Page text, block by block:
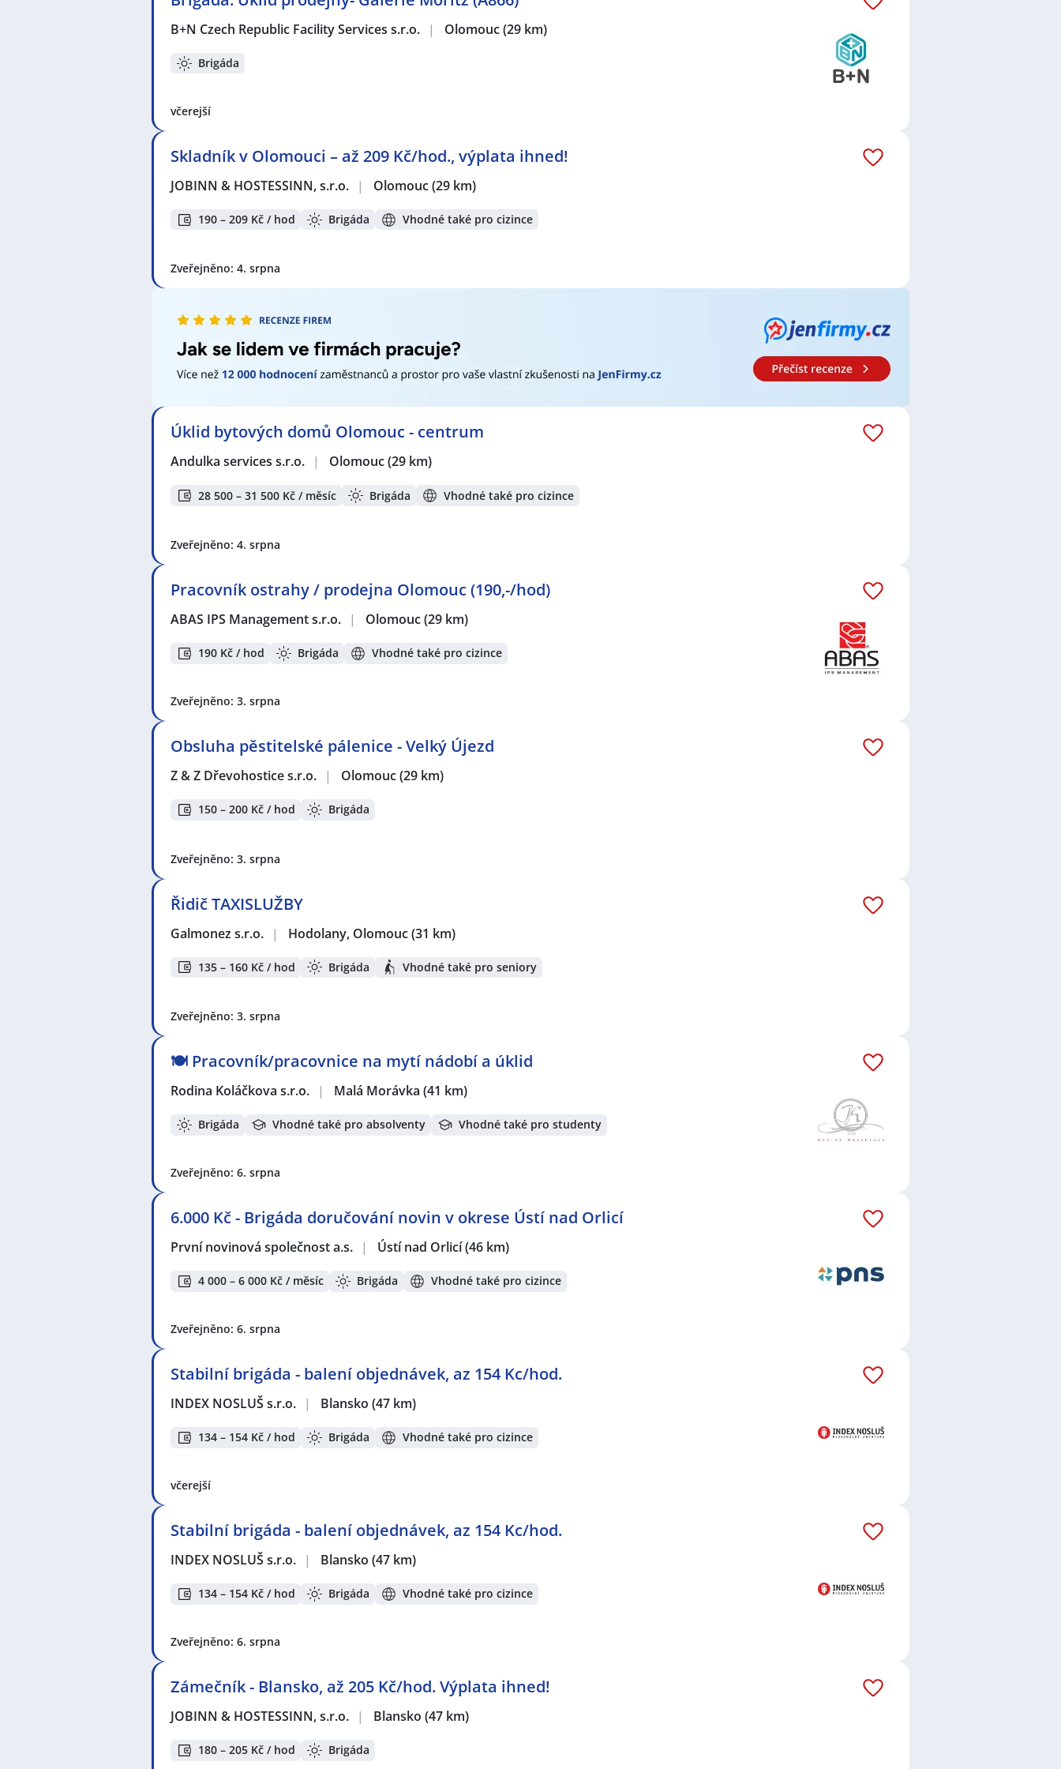
Seznam zobrazených firem s inzercí dle nastavené filtrace:
KPK sport s.r.o., Andulka services s.r.o. Gastro KOJO s.r.o. B+N Czech Republic Facility Services s.r.o.
s.r.o.,ABAS IPS Management s.r.o.,Z & Z Dřevohostice s.r.o.,Galmonez s.r.o.
První novinová
společnost a.s.
B+N Czech Republic Facility Services s.r.o. | Olomouc(29 km)
Brigáda
včerejší
Skladník v Olomouci – až 209 Kč/hod., výplata ihned!
JOBINN & HOSTESSINN, s.r.o. | Olomouc(29 km)
190 – 209 Kč / hod Brigáda Vhodné také pro cizince
Zveřejněno: 4. srpna
Úklid bytových domů Olomouc - centrum
Andulka services s.r.o. | Olomouc(29 km)
28 500 – 31 500 Kč / měsíc Brigáda Vhodné také pro cizince
Zveřejněno: 4. srpna
Pracovník ostrahy / prodejna Olomouc (190,-/hod)
ABAS IPS Management s.r.o. | Olomouc(29 km)
190 Kč / hod Brigáda Vhodné také pro cizince
Zveřejněno: 3. srpna
Obsluha pěstitelské pálenice - Velký Újezd
Z & Z Dřevohostice s.r.o. | Olomouc(29 km)
150 – 200 Kč / hod Brigáda
Zveřejněno: 3. srpna
Řidič TAXISLUŽBY
Galmonez s.r.o. | Hodolany, Olomouc(31 km)
135 – 160 Kč / hod Brigáda Vhodné také pro seniory
Zveřejněno: 3. srpna
🍽️ Pracovník/pracovnice na mytí nádobí a úklid
Rodina Koláčkova s.r.o. | Malá Morávka (41 km)
Brigáda Vhodné také pro absolventy Vhodné také pro studenty
Zveřejněno: 6. srpna
6.000 Kč - Brigáda doručování novin v okrese Ústí nad Orlicí
První novinová společnost a.s. | Ústí nad Orlicí(46 km)
4 000 – 6 000 Kč / měsíc Brigáda Vhodné také pro cizince
Zveřejněno: 6. srpna
Stabilní brigáda - balení objednávek, az 154 Kc/hod.
INDEX NOSLUŠ s.r.o. | Blansko (47 km)
134 – 154 Kč / hod Brigáda Vhodné také pro cizince
včerejší
Stabilní brigáda - balení objednávek, az 154 Kc/hod.
INDEX NOSLUŠ s.r.o. | Blansko (47 km)
134 – 154 Kč / hod Brigáda Vhodné také pro cizince
Zveřejněno: 6. srpna
Zámečník - Blansko, až 205 Kč/hod. Výplata ihned!
JOBINN & HOSTESSINN, s.r.o. | Blansko (47 km)
180 – 205 Kč / hod Brigáda